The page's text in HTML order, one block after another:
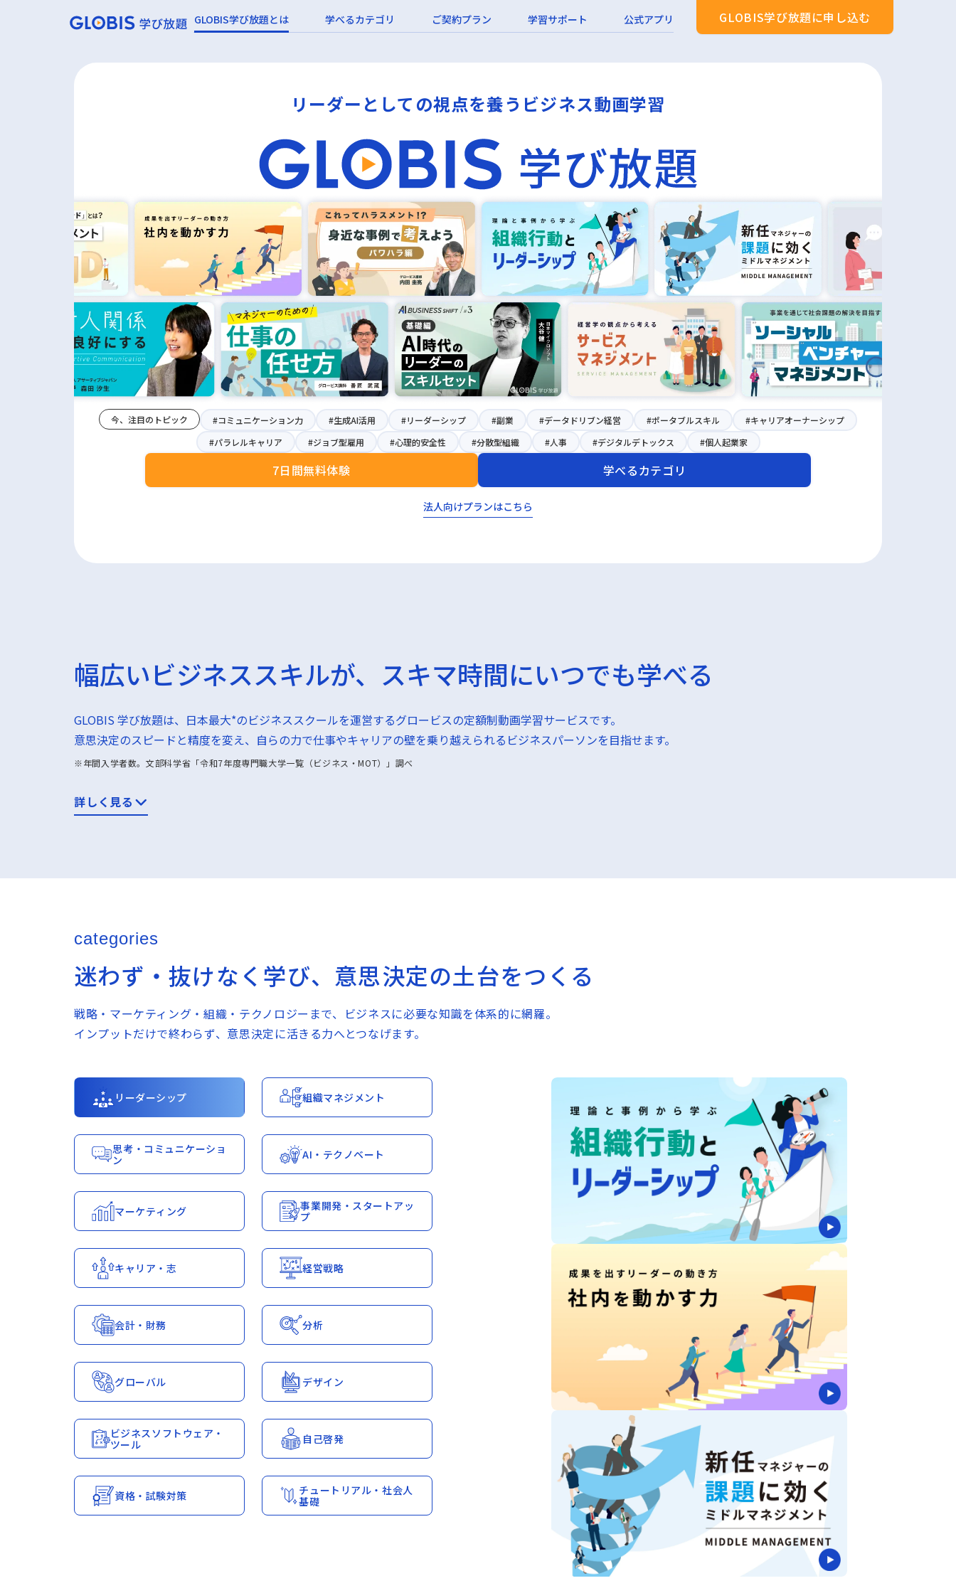
GLOBIS学び放題とは 学べるカテゴリ ご契約プラン 学習サポート 公式アプリ GLOBIS学び放題に申し込む
リーダーとしての視点を養うビジネス動画学習
今、注目のトピック #コミュニケーション力 #生成AI活用 #リーダーシップ #副業 #データドリブン経営 #ポータブルスキル
#キャリアオーナーシップ
#パラレルキャリア
#ジョブ型雇用 #心理的安全性 #分散型組織 #人事 #デジタルデトックス #個人起業家
7日間無料体験 学べるカテゴリ
法人向けプランはこちら
幅広いビジネススキルが、スキマ時間にいつでも学べる
GLOBIS 学び放題は、日本最大*のビジネススクールを運営するグロービスの定額制動画学習サービスです。
意思決定のスピードと精度を変え、自らの力で仕事やキャリアの壁を乗り越えられるビジネスパーソンを目指せます。
※年間入学者数。文部科学省「令和7年度専門職大学一覧（ビジネス・MOT）」調べ
詳しく見る
ン78名 2026年5月実施
AI×ビジネスの実践コンテンツで、現場の打ち手に直結
上場企業の人材育成にも使われる品質と信頼性
categories
迷わず・抜けなく学び、意思決定の土台をつくる
戦略・マーケティング・組織・テクノロジーまで、ビジネスに必要な知識を体系的に網羅。
インプットだけで終わらず、意思決定に活きる力へとつなげます。
リーダーシップ 組織マネジメント
思考・コミュニケーショ
ン
AI・テクノベート
マーケティング
事業開発・スタートアッ
プ
キャリア・志 経営戦略
会計・財務 分析
グローバル デザイン
ビジネスソフトウェア・
ツール
自己啓発
資格・試験対策
チュートリアル・社会人
基礎